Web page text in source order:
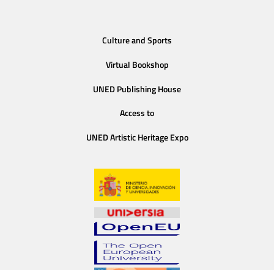
Culture and Sports
Virtual Bookshop
UNED Publishing House
Access to
UNED Artistic Heritage Expo